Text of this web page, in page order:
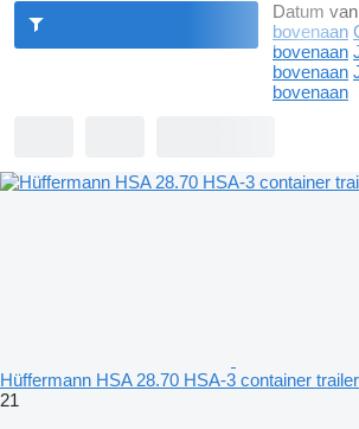
Datum
bovenaan
bovenaan
bovenaan
bovenaan
Hüffermann HSA 28.70 HSA-3 container trailer
21